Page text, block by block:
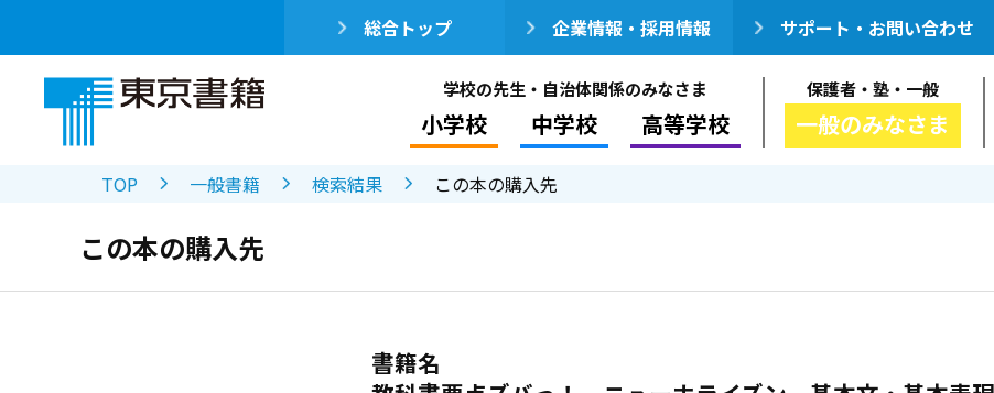
総合トップ 企業情報・採用情報 サポート・お問い合わせ
学校の先生・自治体関係のみなさま
小学校 中学校 高等学校
保護者・塾・一般
一般のみなさま
TOP 一般書籍 検索結果 この本の購入先
この本の購入先
書籍名